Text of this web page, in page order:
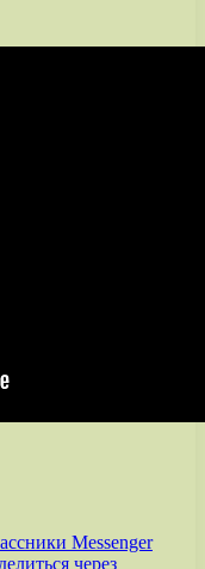
Messenger
через